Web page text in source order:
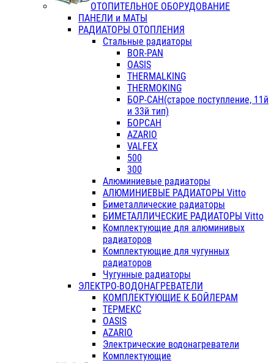
ОТОПИТЕЛЬНОЕ ОБОРУДОВАНИЕ
ПАНЕЛИ и МАТЫ
РАДИАТОРЫ ОТОПЛЕНИЯ
Стальные радиаторы
BOR-PAN
OASIS
THERMALKING
THERMOKING
БОР-САН(старое поступление, 11й
и 33й тип)
БОРСАН
AZARIO
VALFEX
500
300
Алюминиевые радиаторы
АЛЮМИНИЕВЫЕ РАДИАТОРЫ Vitto
Биметаллические радиаторы
БИМЕТАЛЛИЧЕСКИЕ РАДИАТОРЫ Vitto
Комплектующие для алюминивых
радиаторов
Комплектующие для чугунных
радиаторов
Чугунные радиаторы
ЭЛЕКТРО-ВОДОНАГРЕВАТЕЛИ
КОМПЛЕКТУЮЩИЕ К БОЙЛЕРАМ
ТЕРМЕКС
OASIS
AZARIO
Электрические водонагреватели
Комплектующие